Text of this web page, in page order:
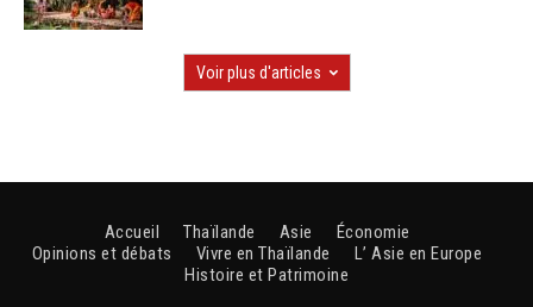
Voir plus d'articles
Accueil Thaïlande Asie
Économie
Opinions et débats
Vivre en Thaïlande
L’ Asie en Europe
Histoire et Patrimoine